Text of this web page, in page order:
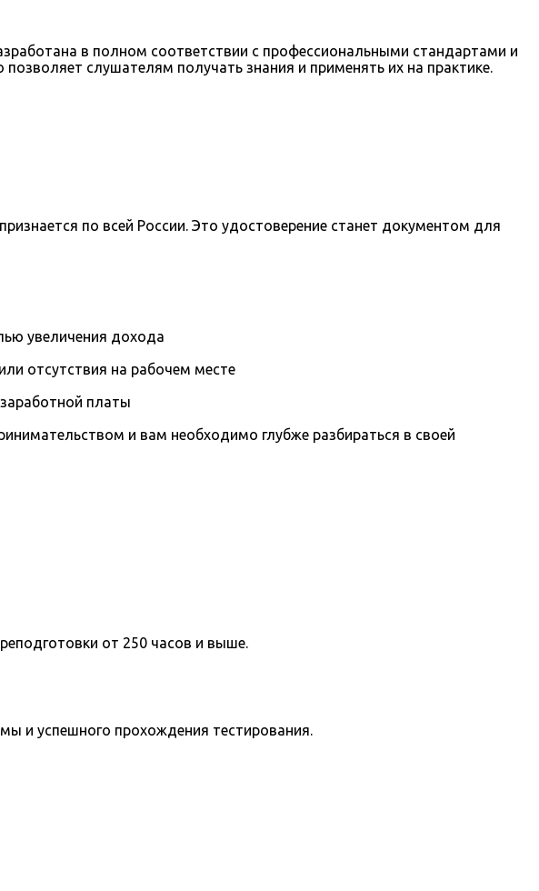
в полном соответствии с профессиональными стандартами и
слушателям получать знания и применять их на практике.
по всей России. Это удостоверение станет документом для
увеличения дохода
отсутствия на рабочем месте
платы
и вам необходимо глубже разбираться в своей
от 250 часов и выше.
и успешного прохождения тестирования.